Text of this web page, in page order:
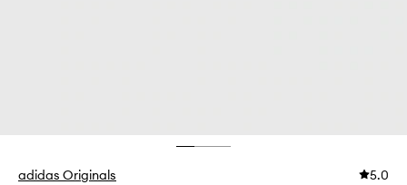
adidas Originals 5.0